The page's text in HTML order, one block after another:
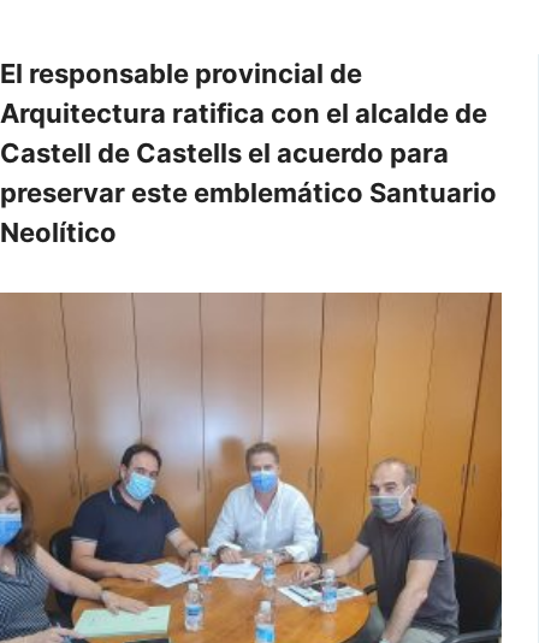
El responsable provincial de
Arquitectura ratifica con el alcalde de
Castell de Castells el acuerdo para
preservar este emblemático Santuario
Neolítico